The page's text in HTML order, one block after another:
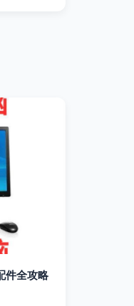
件全攻略